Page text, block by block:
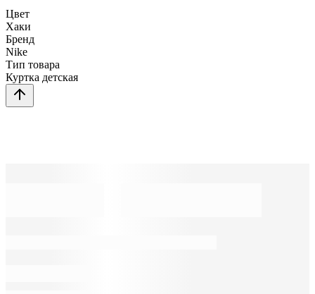
Цвет
Хаки
Бренд
Nike
Тип товара
Куртка детская